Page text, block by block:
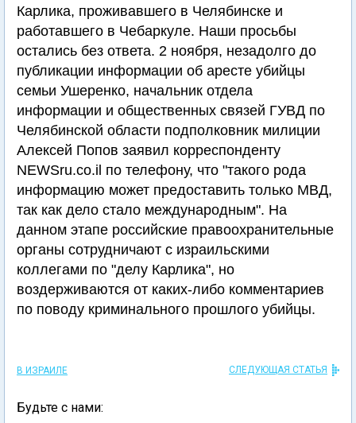
Карлика, проживавшего в Челябинске и
работавшего в Чебаркуле. Наши просьбы
остались без ответа. 2 ноября, незадолго до
публикации информации об аресте убийцы
семьи Ушеренко, начальник отдела
информации и общественных связей ГУВД по
Челябинской области подполковник милиции
Алексей Попов заявил корреспонденту
NEWSru.co.il по телефону, что "такого рода
информацию может предоставить только МВД,
так как дело стало международным". На
данном этапе российские правоохранительные
органы сотрудничают с израильскими
коллегами по "делу Карлика", но
воздерживаются от каких-либо комментариев
по поводу криминального прошлого убийцы.
В ИЗРАИЛЕ СЛЕДУЮЩАЯ СТАТЬЯ
Будьте с нами: